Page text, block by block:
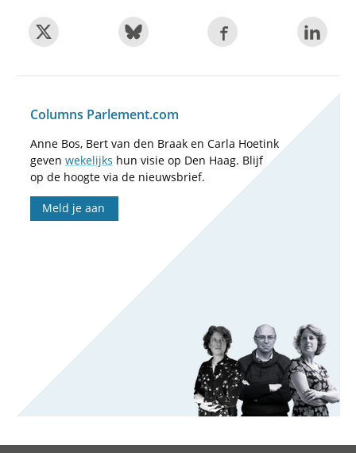
Columns Parlement.com
Anne Bos, Bert van den Braak en Carla Hoetink
geven wekelijks hun visie op Den Haag. Blijf
op de hoogte via de nieuwsbrief.
Meld je aan